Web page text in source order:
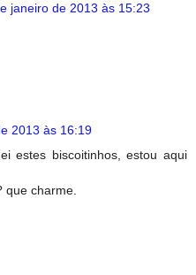
janeiro de 2013 às 15:23
2013 às 16:19
estes biscoitinhos, estou aqui
que charme.